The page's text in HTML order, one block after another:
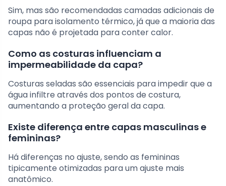
Sim, mas são recomendadas camadas adicionais de
roupa para isolamento térmico, já que a maioria das
capas não é projetada para conter calor.
Como as costuras influenciam a
impermeabilidade da capa?
Costuras seladas são essenciais para impedir que a
água infiltre através dos pontos de costura,
aumentando a proteção geral da capa.
Existe diferença entre capas masculinas e
femininas?
Há diferenças no ajuste, sendo as femininas
tipicamente otimizadas para um ajuste mais
anatômico.